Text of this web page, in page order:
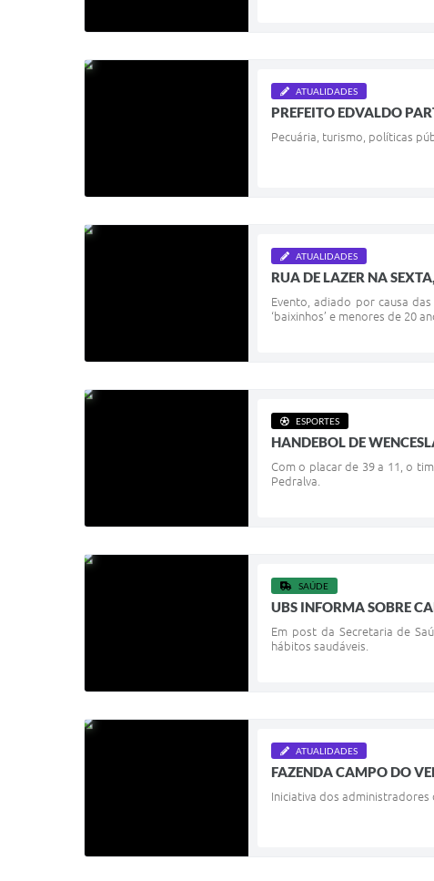
ATUALIDADES
PREFEITO EDVALDO
Pecuária, turismo, políticas
ATUALIDADES
RUA DE LAZER NA
Evento, adiado por causa
‘baixinhos’ e menores de 20
ESPORTES
HANDEBOL DE
Com o placar de 39 a 11, o
Pedralva.
SAÚDE
UBS INFORMA SOBRE
Em post da Secretaria de
hábitos saudáveis.
ATUALIDADES
FAZENDA CAMPO DO
Iniciativa dos administradores